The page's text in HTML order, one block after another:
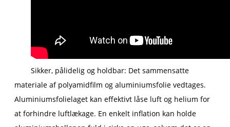
Sikker, pålidelig og holdbar: Det sammensatte
materiale af polyamidfilm og aluminiumsfolie vedtages.
Aluminiumsfolielaget kan effektivt låse luft og helium for
at forhindre luftlækage. En enkelt inflation kan holde